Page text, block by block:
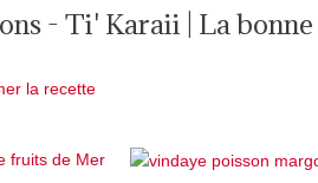
- Ti' Karaii | La
la recette
fruits de Mer